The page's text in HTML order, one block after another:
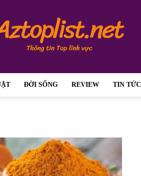
–
ĐỜI SỐNG REVIEW TIN TỨC